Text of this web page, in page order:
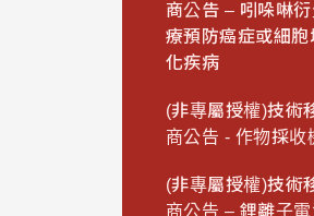
商公告 – 吲哚啉
療預防癌症或細胞
化疾病
(非專屬授權)技術
商公告 - 作物採收
(非專屬授權)技術
商公告 – 鋰離子